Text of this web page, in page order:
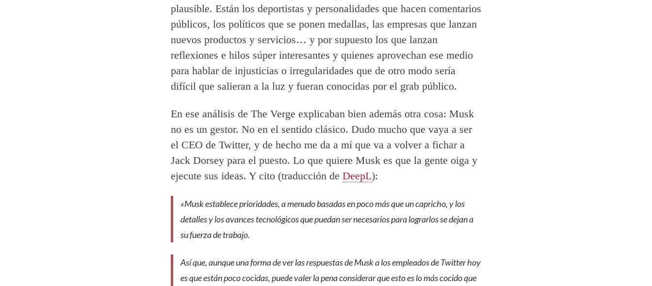
plausible. Están los deportistas y personalidades que hacen comentarios
públicos, los políticos que se ponen medallas, las empresas que lanzan
nuevos productos y servicios… y por supuesto los que lanzan
reflexiones e hilos súper interesantes y quienes aprovechan ese medio
para hablar de injusticias o irregularidades que de otro modo sería
difícil que salieran a la luz y fueran conocidas por el grab público.
En ese análisis de The Verge explicaban bien además otra cosa: Musk
no es un gestor. No en el sentido clásico. Dudo mucho que vaya a ser
el CEO de Twitter, y de hecho me da a mí que va a volver a fichar a
Jack Dorsey para el puesto. Lo que quiere Musk es que la gente oiga y
ejecute sus ideas. Y cito (traducción de DeepL):
«Musk establece prioridades, a menudo basadas en poco más que un capricho, y los
detalles y los avances tecnológicos que puedan ser necesarios para lograrlos se dejan a
su fuerza de trabajo.
Así que, aunque una forma de ver las respuestas de Musk a los empleados de Twitter hoy
es que están poco cocidas, puede valer la pena considerar que esto es lo más cocido que